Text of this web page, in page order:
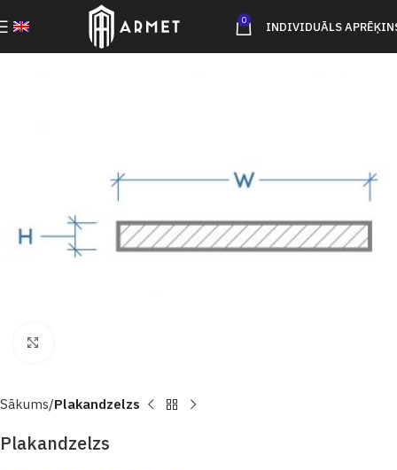
0 INDIVIDUĀLS
Sākums Plakandzelzs
Plakandzelzs